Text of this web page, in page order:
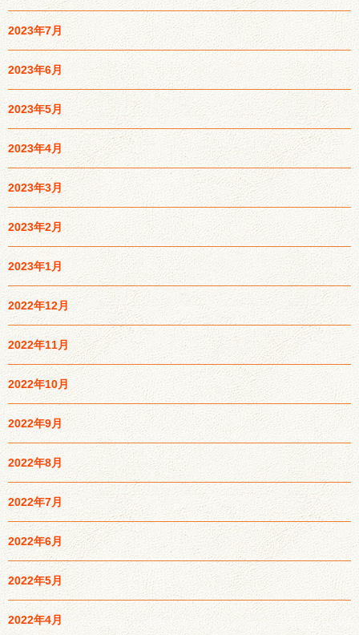
2023年7月
2023年6月
2023年5月
2023年4月
2023年3月
2023年2月
2023年1月
2022年12月
2022年11月
2022年10月
2022年9月
2022年8月
2022年7月
2022年6月
2022年5月
2022年4月